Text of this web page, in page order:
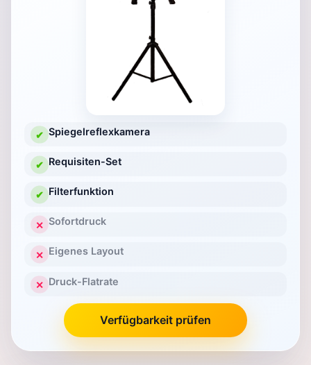
✔ Spiegelreflexkamera
✔ Requisiten-Set
✔ Filterfunktion
✕ Sofortdruck
✕ Eigenes Layout
✕ Druck-Flatrate
Verfügbarkeit prüfen